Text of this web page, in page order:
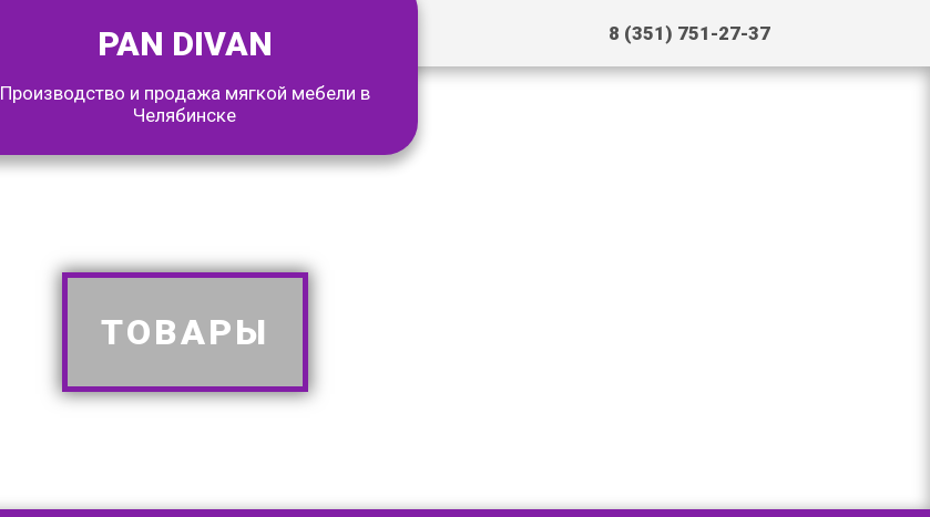
PAN DIVAN
Производство и продажа мягкой мебели в
Челябинске
8 (351) 751-27-37
ТОВАРЫ